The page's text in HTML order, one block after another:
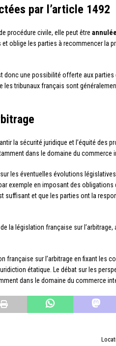
par l’article 1492
procédure civile, elle peut être annulée
oblige les parties à recommencer la
une possibilité offerte aux parties
tribunaux français sont
la sécurité juridique et l’équité des
dans le domaine du commerce
les éventuelles évolutions
exemple en imposant des
et que les parties ont la
la législation française sur
française sur l’arbitrage en fixant les
étatique. Le débat sur les
dans le domaine du commerce